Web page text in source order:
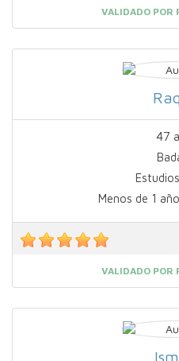
VALIDADO POR
47
Menos de 1
VALIDADO POR